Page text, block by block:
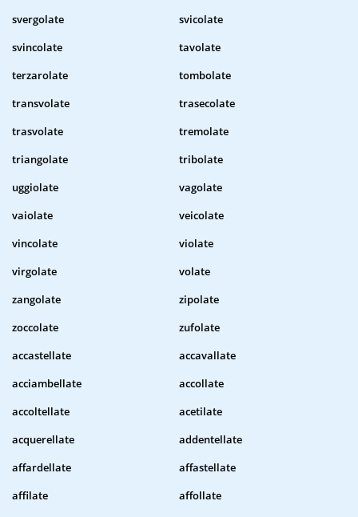
svergolate
svicolate
svincolate
tavolate
terzarolate
tombolate
transvolate
trasecolate
trasvolate
tremolate
triangolate
tribolate
uggiolate
vagolate
vaiolate
veicolate
vincolate
violate
virgolate
volate
zangolate
zipolate
zoccolate
zufolate
accastellate
accavallate
acciambellate
accollate
accoltellate
acetilate
acquerellate
addentellate
affardellate
affastellate
affilate
affollate